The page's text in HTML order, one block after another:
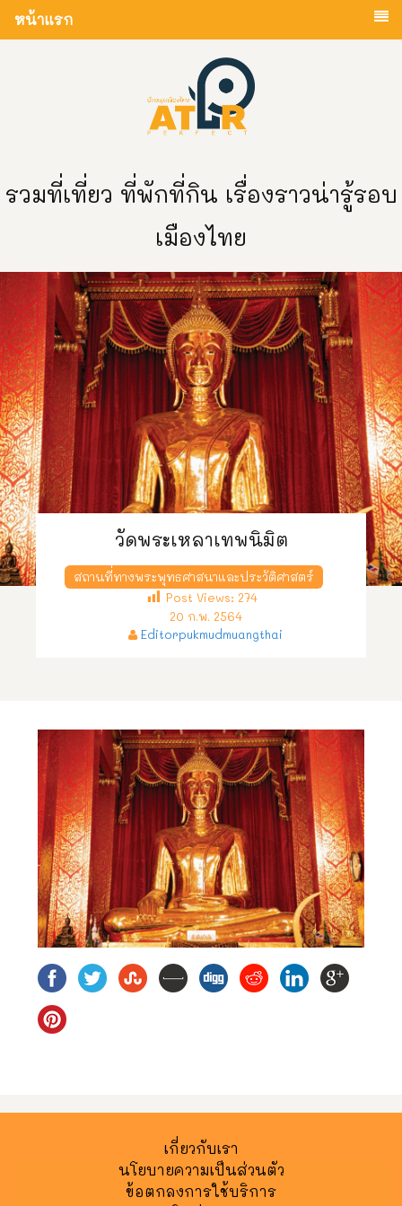
หน้าแรก
รวมที่เที่ยว ที่พักที่กิน เรื่องราวน่ารู้รอบ
เมืองไทย
วัดพระเหลาเทพนิมิต
สถานที่ทางพระพุทธศาสนาและประวัติศาสตร์
Post Views: 274
20 ก.พ. 2564
Editorpukmudmuangthai
เกี่ยวกับเรา
นโยบายความเป็นส่วนตัว
ข้อตกลงการใช้บริการ